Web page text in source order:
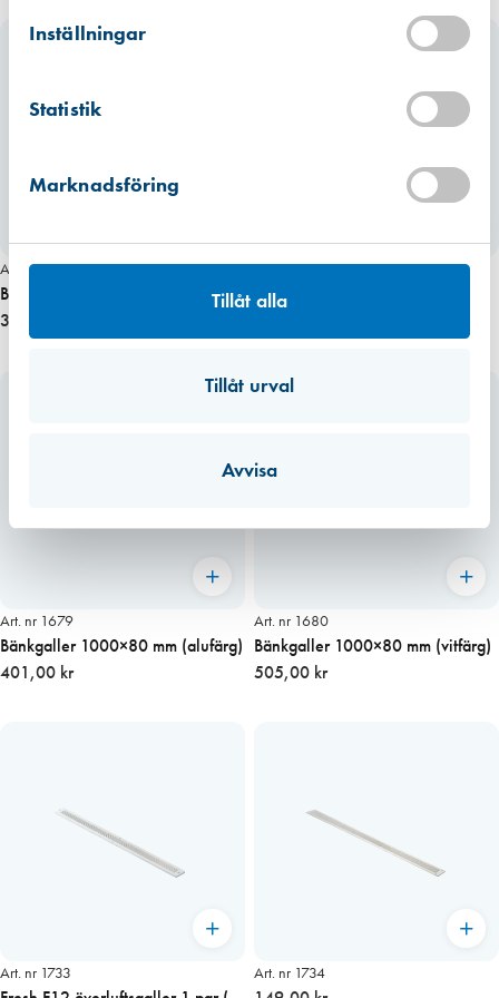
Inställningar
Statistik
Marknadsföring
Tillåt alla
Tillåt urval
Avvisa
Art. nr 1677
Bänkgaller 1000×60 mm (alufärg)
344,00 kr
Art. nr 1678
Bänkgaller 1000×60 mm (vitfärg)
Art. nr 1679
Bänkgaller 1000×80 mm (alufärg)
401,00 kr
Art. nr 1680
Bänkgaller 1000×80 mm (vitfärg)
505,00 kr
Art. nr 1733 Art. nr 1734
Förväntad leverans: 2026-07-10
Hitta hit
Hitta hit